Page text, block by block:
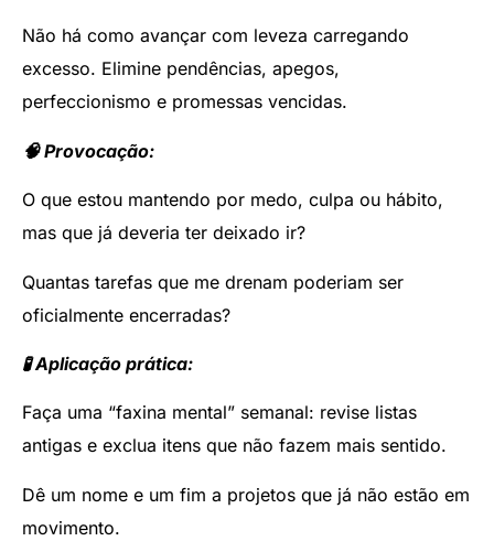
Não há como avançar com leveza carregando
excesso. Elimine pendências, apegos,
perfeccionismo e promessas vencidas.
🧠 Provocação:
O que estou mantendo por medo, culpa ou hábito,
mas que já deveria ter deixado ir?
Quantas tarefas que me drenam poderiam ser
oficialmente encerradas?
🧪 Aplicação prática:
Faça uma “faxina mental” semanal: revise listas
antigas e exclua itens que não fazem mais sentido.
Dê um nome e um fim a projetos que já não estão em
movimento.